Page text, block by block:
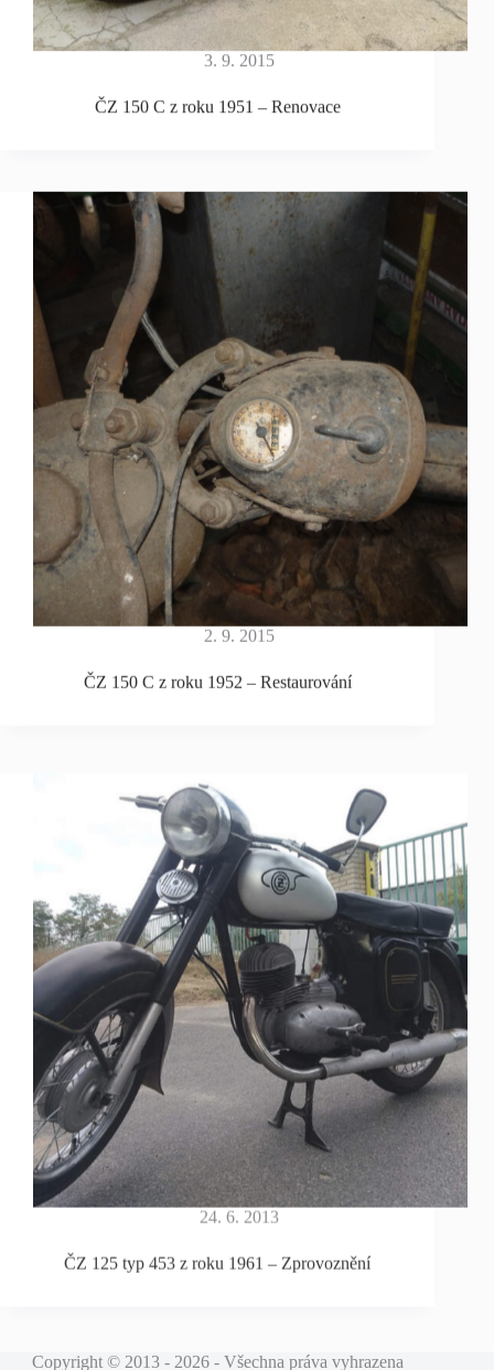
3. 9. 2015
ČZ 150 C z roku 1951 – Renovace
2. 9. 2015
ČZ 150 C z roku 1952 – Restaurování
24. 6. 2013
ČZ 125 typ 453 z roku 1961 – Zprovoznění
Copyright © 2013 - 2026 - Všechna práva vyhrazena